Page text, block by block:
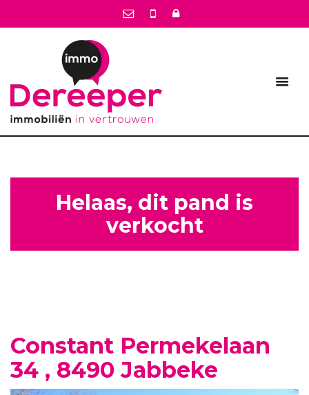
Helaas, dit pand is
verkocht
Constant Permekelaan
34 , 8490 Jabbeke